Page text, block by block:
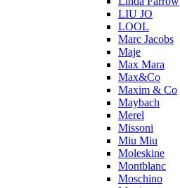
LIU JO
LOOL
Marc Jacobs
Maje
Max Mara
Max&Co
Maxim & Co
Maybach
Merel
Missoni
Miu Miu
Moleskine
Montblanc
Moschino